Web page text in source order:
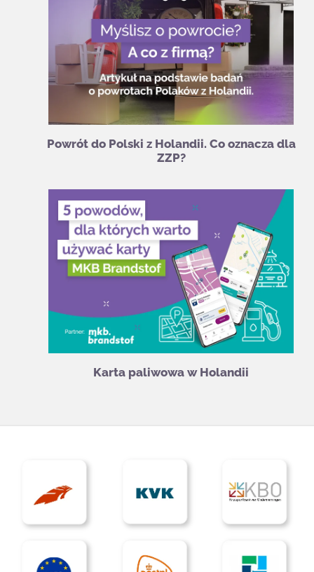
Powrót do Polski z Holandii. Co oznacza dla
ZZP?
Karta paliwowa w Holandii